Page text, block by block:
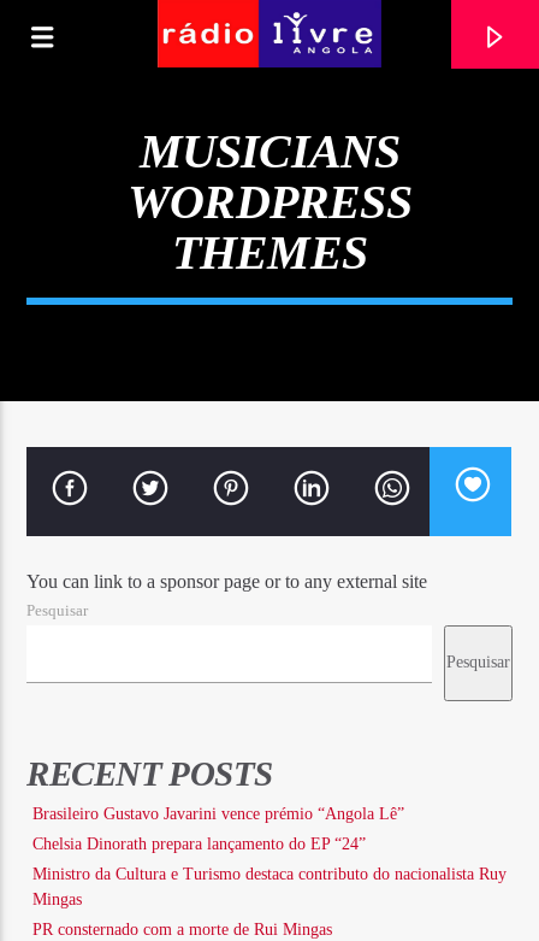
MUSICIANS
WORDPRESS
THEMES
You can link to a sponsor page or to any external site
Pesquisar
Pesquisar
RECENT POSTS
Brasileiro Gustavo Javarini vence prémio “Angola Lê”
Chelsia Dinorath prepara lançamento do EP “24”
Ministro da Cultura e Turismo destaca contributo do nacionalista Ruy
Mingas
PR consternado com a morte de Rui Mingas